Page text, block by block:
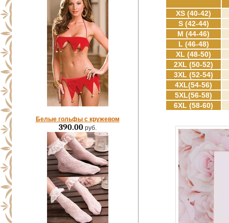
Белые гольфы с кружевом
390.00руб.
XS (40-42)
S (42-44)
M (44-46)
L (46-48)
XL (48-50)
2XL (50-52)
3XL (52-54)
4XL(54-56)
5XL(56-58)
6XL (58-60)